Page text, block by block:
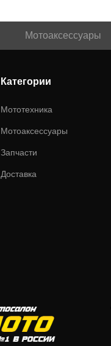
Мотоаксессуары
Категории
Мототехника
Мотоаксессуары
Запчасти
Доставка